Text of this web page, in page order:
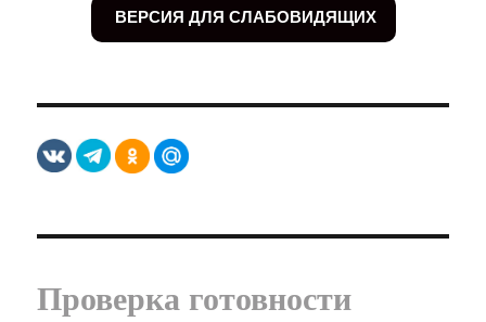
ВЕРСИЯ ДЛЯ СЛАБОВИДЯЩИХ
Проверка готовности